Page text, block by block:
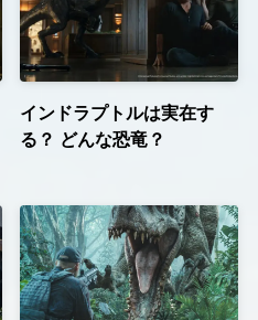
インドラプトルは実在す
る？ どんな恐竜？